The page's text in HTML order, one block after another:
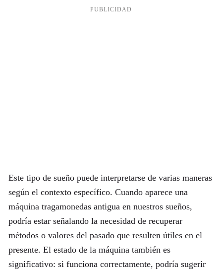
Este tipo de sueño puede interpretarse de varias maneras
según el contexto específico. Cuando aparece una
máquina tragamonedas antigua en nuestros sueños,
podría estar señalando la necesidad de recuperar
métodos o valores del pasado que resulten útiles en el
presente. El estado de la máquina también es
significativo: si funciona correctamente, podría sugerir